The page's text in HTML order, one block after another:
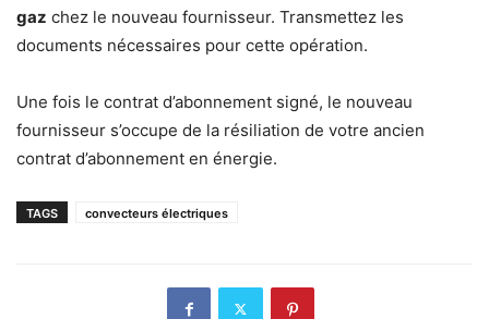
gaz chez le nouveau fournisseur. Transmettez les
documents nécessaires pour cette opération.
Une fois le contrat d’abonnement signé, le nouveau
fournisseur s’occupe de la résiliation de votre ancien
contrat d’abonnement en énergie.
TAGS convecteurs électriques